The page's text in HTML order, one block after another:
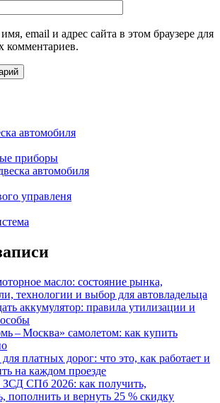
email и адрес сайта в этом браузере для
комментариев.
автомобиля
приборы
автомобиля
управленя
масло: состояние рынка,
технологии и выбор для автовладельца
аккумулятор: правила утилизации и
– Москва» самолетом: как купить
платных дорог: что это, как работает и
на каждом проезде
ЗСД СПб 2026: как получить,
пополнить и вернуть 25 % скидку